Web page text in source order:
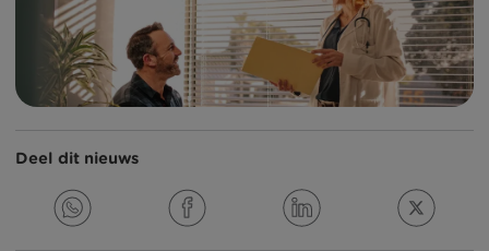
Deel dit nieuws